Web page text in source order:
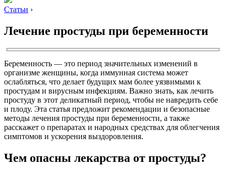
Статьи ›
Лечение простуды при беременности
Беременность — это период значительных изменений в
организме женщины, когда иммунная система может
ослабляться, что делает будущих мам более уязвимыми к
простудам и вирусным инфекциям. Важно знать, как лечить
простуду в этот деликатный период, чтобы не навредить себе
и плоду. Эта статья предложит рекомендации и безопасные
методы лечения простуды при беременности, а также
расскажет о препаратах и народных средствах для облегчения
симптомов и ускорения выздоровления.
Чем опасны лекарства от простуды?